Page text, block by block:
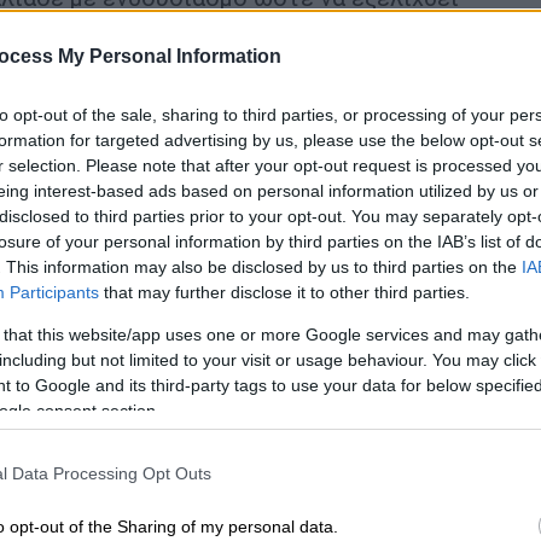
My Personal Information
opt-out of the sale, sharing to third parties, or processing of your
for targeted advertising by us, please use the below opt-out
selection. Please note that after your opt-out request is processed
interest-based ads based on personal information utilized by us
to third parties prior to your opt-out. You may separately
of your personal information by third parties on the IAB’s list of
This information may also be disclosed by us to third parties on the
Participants that may further disclose it to other third parties.
that this website/app uses one or more Google services and may
but not limited to your visit or usage behaviour. You may
to Google and its third-party tags to use your data for below
consent section.
Data Processing Opt Outs
opt-out of the Sharing of my personal data.
γιορτή με τη συμμετοχή όλων των
επισκέψιμα οινοποιεία στο
της Βορείου Ελλάδος» είναι
τις φίλες του επώνυμου και ποιοτικού
δοκιμές, παράλληλο πρόγραμμα με
διαγωνισμό φωτογραφίας, κλήρωση
στις
από την Κρανιά Ολύμπου, στη Ζίτσα
έως την Αδριανή στη Δράμα και
οινοποιεία της Ελλάδας σας
αξέχαστη οινοτουριστική εμπειρία.
του Κρασιού της